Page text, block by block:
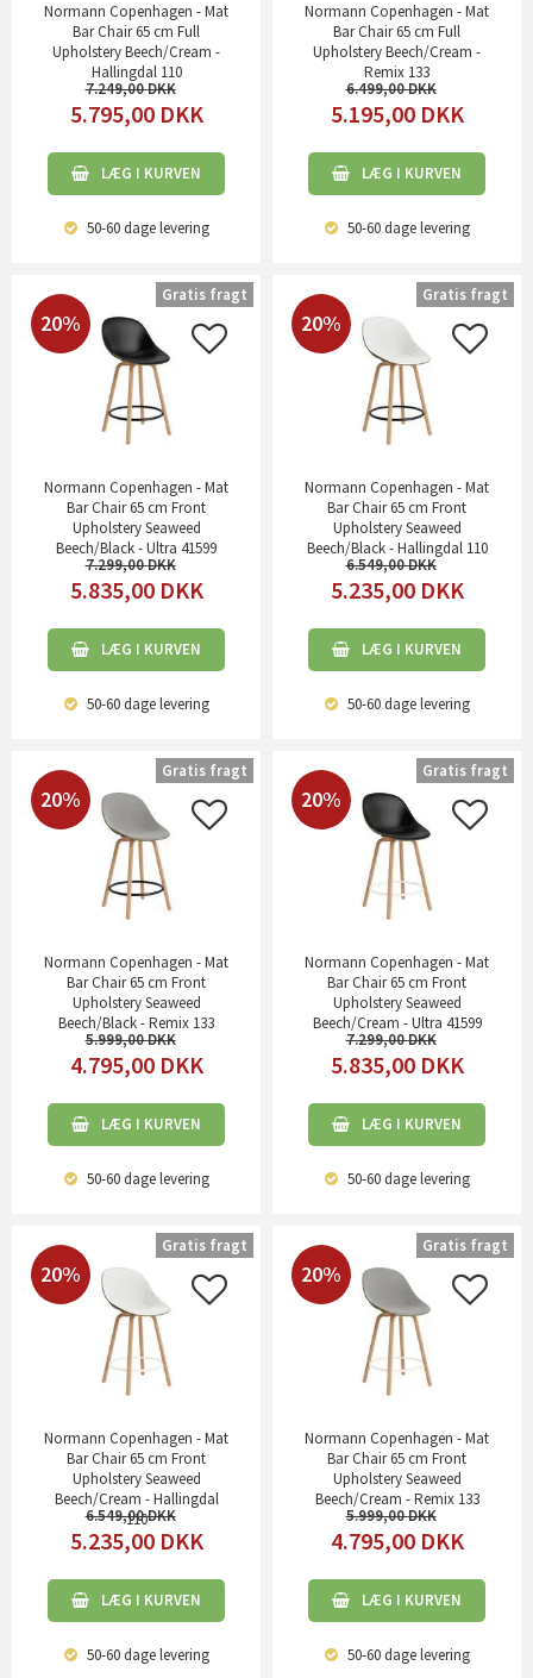
Normann Copenhagen - Mat
Bar Chair 65 cm Full
Upholstery Beech/Cream -
Hallingdal 110
7.249,00
5.795,00 DKK
LÆG I KURVEN
50-60 dagelevering
Normann Copenhagen - Mat
Bar Chair 65 cm Full
Upholstery Beech/Cream -
Remix 133
6.499,00
5.195,00 DKK
LÆG I KURVEN
50-60 dagelevering
20%
Normann Copenhagen - Mat
Bar Chair 65 cm Front
Upholstery Seaweed
Beech/Black - Ultra 41599
7.299,00
5.835,00 DKK
LÆG I KURVEN
50-60 dagelevering
Gratis fragt
20%
Normann Copenhagen - Mat
Bar Chair 65 cm Front
Upholstery Seaweed
Beech/Black - Hallingdal 110
6.549,00
5.235,00 DKK
LÆG I KURVEN
50-60 dagelevering
Gratis fragt
20%
Normann Copenhagen - Mat
Bar Chair 65 cm Front
Upholstery Seaweed
Beech/Black - Remix 133
5.999,00
4.795,00 DKK
LÆG I KURVEN
50-60 dagelevering
Gratis fragt
20%
Normann Copenhagen - Mat
Bar Chair 65 cm Front
Upholstery Seaweed
Beech/Cream - Ultra 41599
7.299,00
5.835,00 DKK
LÆG I KURVEN
50-60 dagelevering
Gratis fragt
20%
Normann Copenhagen - Mat
Bar Chair 65 cm Front
Upholstery Seaweed
Beech/Cream - Hallingdal
110
6.549,00
5.235,00 DKK
LÆG I KURVEN
50-60 dagelevering
Gratis fragt
20%
Normann Copenhagen - Mat
Bar Chair 65 cm Front
Upholstery Seaweed
Beech/Cream - Remix 133
5.999,00
4.795,00 DKK
LÆG I KURVEN
50-60 dagelevering
Gratis fragt